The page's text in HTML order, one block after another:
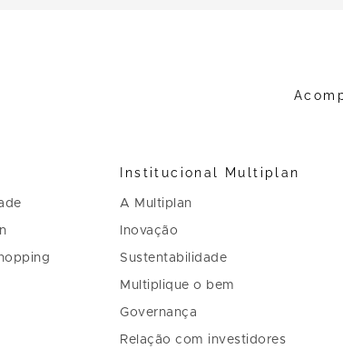
Institucional Multiplan
A Multiplan
Inovação
Sustentabilidade
Multiplique o bem
Governança
Relação com investidores